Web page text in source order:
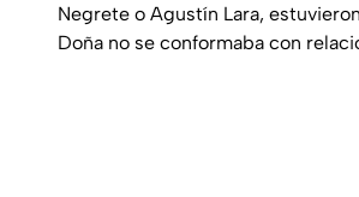
Negrete o Agustín Lara,
Doña no se conformaba con